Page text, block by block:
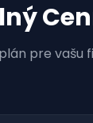
pre vašu